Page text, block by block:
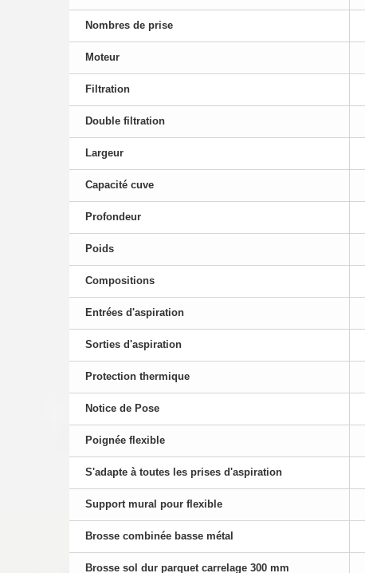
Nombres de prise
Moteur
Filtration
Double filtration
Largeur
Capacité cuve
Profondeur
Poids
Compositions
Entrées d'aspiration
Sorties d'aspiration
Protection thermique
Notice de Pose
Poignée flexible
S'adapte à toutes les prises d'aspiration
Support mural pour flexible
Brosse combinée basse métal
Brosse sol dur parquet carrelage 300 mm